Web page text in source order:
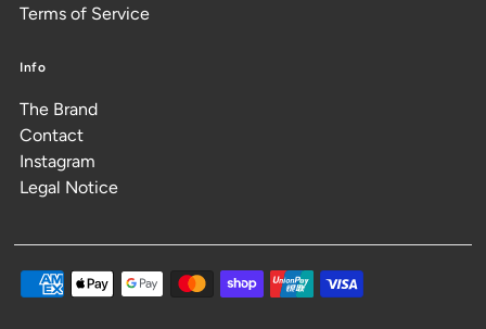
Terms of Service
Info
The Brand
Contact
Instagram
Legal Notice